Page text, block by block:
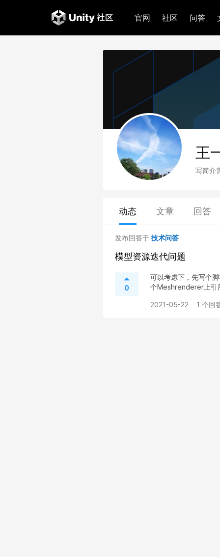
官网 社区 问答
王
写简介
动态 文章 回答
发布回答于 技术问答
模型资源迭代问题
0
可以考虑下，先写个
个Meshrenderer上引
2021-05-22 1 个回